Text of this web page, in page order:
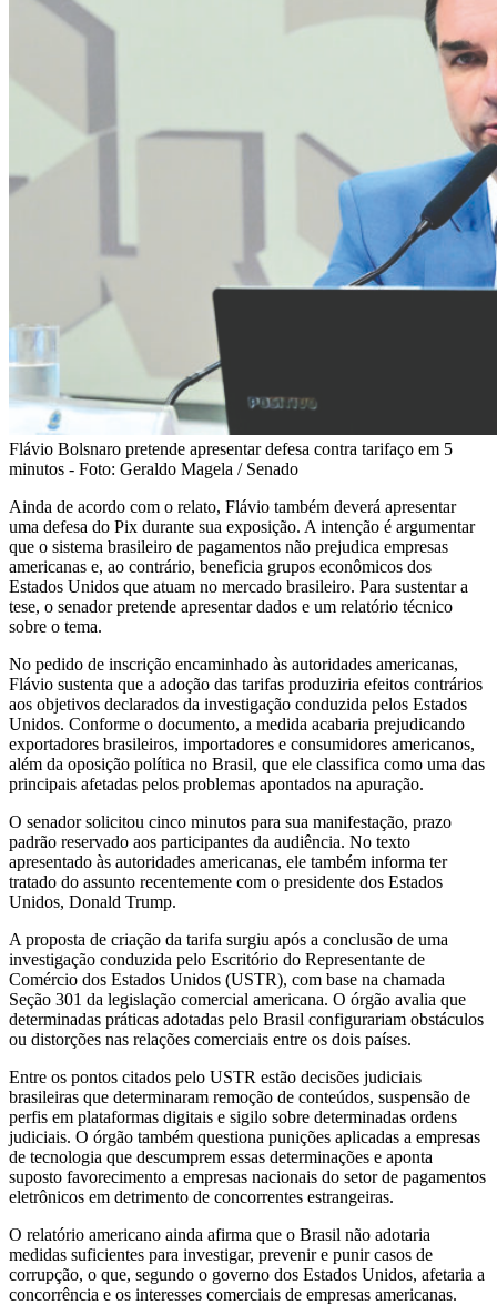
Flávio Bolsnaro pretende apresentar defesa contra tarifaço em 5
minutos - Foto: Geraldo Magela / Senado
Ainda de acordo com o relato, Flávio também deverá apresentar
uma defesa do Pix durante sua exposição. A intenção é argumentar
que o sistema brasileiro de pagamentos não prejudica empresas
americanas e, ao contrário, beneficia grupos econômicos dos
Estados Unidos que atuam no mercado brasileiro. Para sustentar a
tese, o senador pretende apresentar dados e um relatório técnico
sobre o tema.
No pedido de inscrição encaminhado às autoridades americanas,
Flávio sustenta que a adoção das tarifas produziria efeitos contrários
aos objetivos declarados da investigação conduzida pelos Estados
Unidos. Conforme o documento, a medida acabaria prejudicando
exportadores brasileiros, importadores e consumidores americanos,
além da oposição política no Brasil, que ele classifica como uma das
principais afetadas pelos problemas apontados na apuração.
O senador solicitou cinco minutos para sua manifestação, prazo
padrão reservado aos participantes da audiência. No texto
apresentado às autoridades americanas, ele também informa ter
tratado do assunto recentemente com o presidente dos Estados
Unidos, Donald Trump.
A proposta de criação da tarifa surgiu após a conclusão de uma
investigação conduzida pelo Escritório do Representante de
Comércio dos Estados Unidos (USTR), com base na chamada
Seção 301 da legislação comercial americana. O órgão avalia que
determinadas práticas adotadas pelo Brasil configurariam obstáculos
ou distorções nas relações comerciais entre os dois países.
Entre os pontos citados pelo USTR estão decisões judiciais
brasileiras que determinaram remoção de conteúdos, suspensão de
perfis em plataformas digitais e sigilo sobre determinadas ordens
judiciais. O órgão também questiona punições aplicadas a empresas
de tecnologia que descumprem essas determinações e aponta
suposto favorecimento a empresas nacionais do setor de pagamentos
eletrônicos em detrimento de concorrentes estrangeiras.
O relatório americano ainda afirma que o Brasil não adotaria
medidas suficientes para investigar, prevenir e punir casos de
corrupção, o que, segundo o governo dos Estados Unidos, afetaria a
concorrência e os interesses comerciais de empresas americanas.